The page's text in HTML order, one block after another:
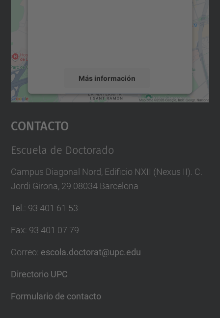
Más información
Aceptar
powered by
Contacto
Escuela de Doctorado
Campus Diagonal Nord, Edificio NXII (Nexus II). C.
Jordi Girona, 29 08034 Barcelona
Tel.: 93 401 61 53
Fax: 93 401 07 79
Correo: escola.doctorat@upc.edu
Directorio UPC
Formulario de contacto